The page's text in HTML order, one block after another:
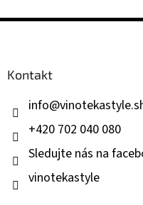
Z
Kontakt
info@
+420 702 040 080
Sledujte nás na
vinotekastyle